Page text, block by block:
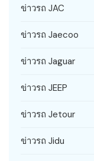
ข่าวรถ JAC
ข่าวรถ Jaecoo
ข่าวรถ Jaguar
ข่าวรถ JEEP
ข่าวรถ Jetour
ข่าวรถ Jidu